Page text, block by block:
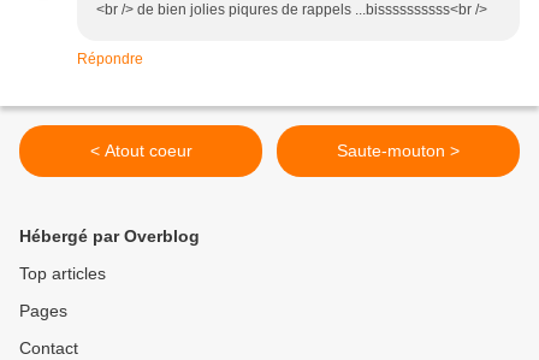
<br /> de bien jolies piqures de rappels ...bissssssssss<br />
Répondre
< Atout coeur Saute-mouton >
Hébergé par Overblog
Top articles
Pages
Contact